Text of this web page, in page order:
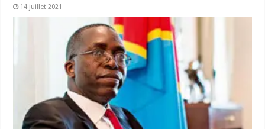
14 juillet 2021